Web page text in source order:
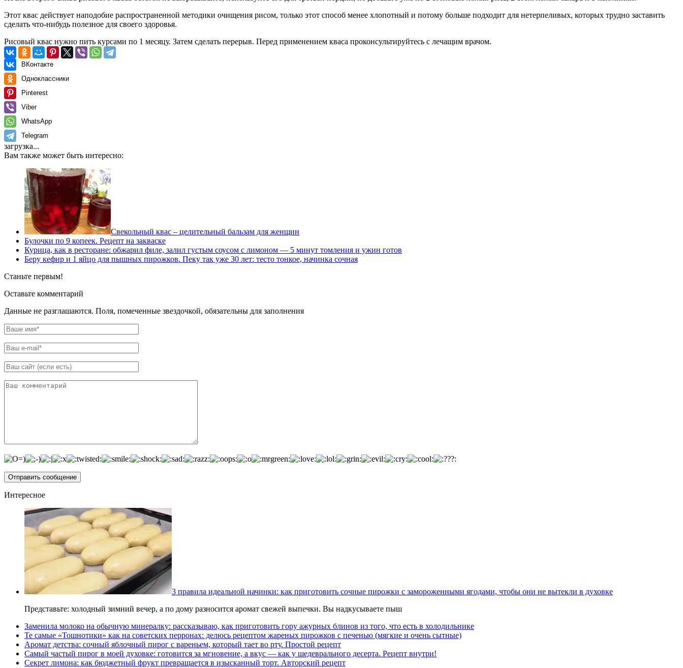
Этот квас действует наподобие распространенной методики очищения рисом, только этот способ менее хлопотный и потому больше подходит для нетерпеливых, которых трудно заставить
сделать что-нибудь полезное для своего здоровья.
Рисовый квас нужно пить курсами по 1 месяцу. Затем сделать перерыв. Перед применением кваса проконсультируйтесь с лечащим врачом.
ВКонтакте
Одноклассники
Pinterest
Viber
WhatsApp
Telegram
загрузка...
Вам также может быть интересно:
Свекольный квас – целительный бальзам для женщин
Булочки по 9 копеек. Рецепт на закваске
Курица, как в ресторане: обжарил филе, залил густым соусом с лимоном — 5 минут томления и ужин готов
Беру кефир и 1 яйцо для пышных пирожков. Пеку так уже 30 лет: тесто тонкое, начинка сочная
Станьте первым!
Оставьте комментарий
Данные не разглашаются. Поля, помеченные звездочкой, обязательны для заполнения
Интересное
3 правила идеальной начинки: как приготовить сочные пирожки с замороженными ягодами, чтобы они не вытекли в духовке
Представьте: холодный зимний вечер, а по дому разносится аромат свежей выпечки. Вы надкусываете пыш
Заменила молоко на обычную минералку: рассказываю, как приготовить гору ажурных блинов из того, что есть в холодильнике
Те самые «Тошнотики» как на советских перронах: делюсь рецептом жареных пирожков с печенью (мягкие и очень сытные)
Аромат детства: сочный яблочный пирог с вареньем, который тает во рту. Простой рецепт
Самый частый пирог в моей духовке: готовится за мгновение, а вкус — как у шедеврального десерта. Рецепт внутри!
Секрет лимона: как бюджетный фрукт превращается в изысканный торт. Авторский рецепт